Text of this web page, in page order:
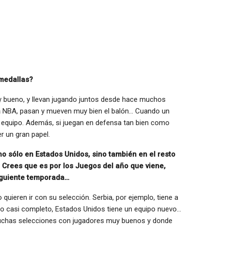
y llevan jugando juntos desde hace muchos
pasan y mueven muy bien el balón… Cuando un
Además, si juegan en defensa tan bien como
un gran papel.
sólo en Estados Unidos, sino también en el resto
que es por los Juegos del año que viene,
temporada…
ir con su selección. Serbia, por ejemplo, tiene a
completo, Estados Unidos tiene un equipo nuevo…
selecciones con jugadores muy buenos y donde